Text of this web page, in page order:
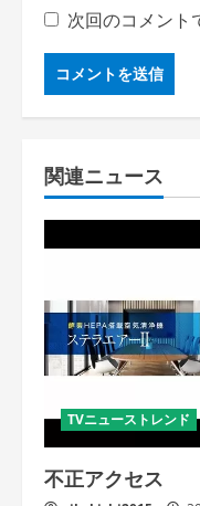
次回のコメント
関連ニュース
TVニューストレンド
不正アクセス